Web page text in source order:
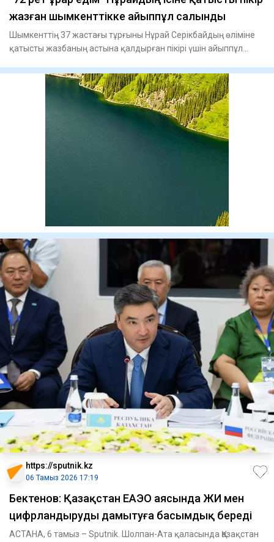
жазған шымкенттікке айыппұл салынды
Шымкенттің 37 жастағы тұрғыны Нұрай Серікбайдың өліміне
қатысты жазбаның астына қалдырған пікірі үшін айыппұл
https://sputnik.kz
06 Тамыз 2026 17:19
Бектенов: Қазақстан ЕАЭО аясында ЖИ мен
цифрландыруды дамытуға басымдық береді
АСТАНА, 6 тамыз – Sputnik. Шолпан-Ата қаласында Қазақстан